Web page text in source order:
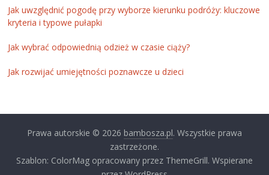
Jak uwzględnić pogodę przy wyborze kierunku podróży: kluczowe
kryteria i typowe pułapki
Jak wybrać odpowiednią odzież w czasie ciąży?
Jak rozwijać umiejętności poznawcze u dzieci
Prawa autorskie © 2026 bambosza.pl. Wszystkie prawa
zastrzeżone.
Szablon: ColorMag opracowany przez ThemeGrill. Wspierane